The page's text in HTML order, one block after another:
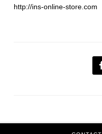
http://ins-online-store.com